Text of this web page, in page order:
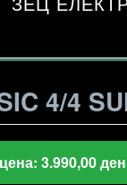
4/4
3.990,00ден